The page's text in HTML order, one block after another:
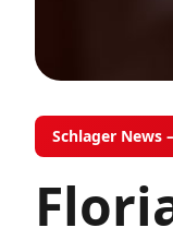
Schlager News